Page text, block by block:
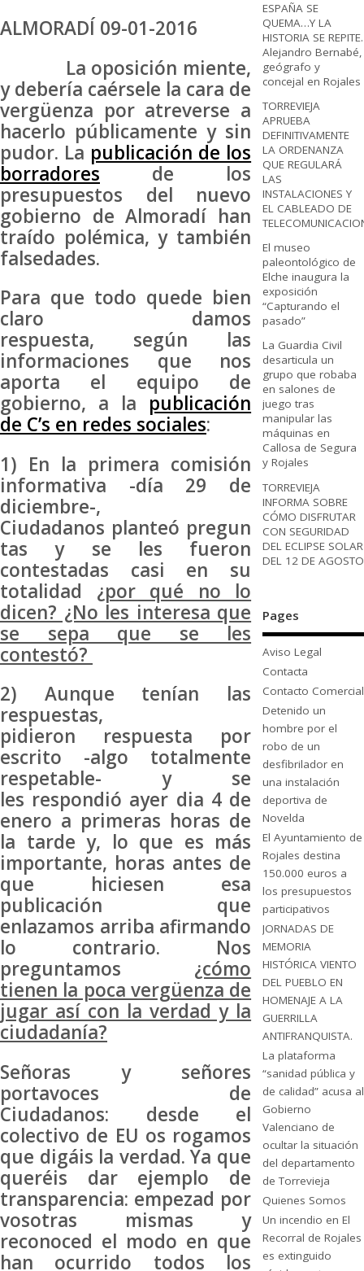
ALMORADÍ 09-01-2016
La oposición miente,
y debería caérsele la cara de
vergüenza por atreverse a
hacerlo públicamente y sin
pudor. La publicación de los
borradores de los
presupuestos del nuevo
gobierno de Almoradí han
traído polémica, y también
falsedades.
Para que todo quede bien
claro damos
respuesta, según las
informaciones que nos
aporta el equipo de
gobierno, a la publicación
de C’s en redes sociales:
1) En la primera comisión
informativa -día 29 de
diciembre-,
Ciudadanos planteó pregun
tas y se les fueron
contestadas casi en su
totalidad ¿por qué no lo
dicen? ¿No les interesa que
se sepa que se les
contestó?
2) Aunque tenían las
respuestas,
pidieron respuesta por
escrito -algo totalmente
respetable- y se
les respondió ayer dia 4 de
enero a primeras horas de
la tarde y, lo que es más
importante, horas antes de
que hiciesen esa
publicación que
enlazamos arriba afirmando
lo contrario. Nos
preguntamos ¿cómo
tienen la poca vergüenza de
jugar así con la verdad y la
ciudadanía?
Señoras y señores
portavoces de
Ciudadanos: desde el
colectivo de EU os rogamos
que digáis la verdad. Ya que
queréis dar ejemplo de
transparencia: empezad por
vosotras mismas y
reconoced el modo en que
han ocurrido todos los
ESPAÑA SE
QUEMA…Y LA
HISTORIA SE REPITE.
Alejandro Bernabé,
geógrafo y
concejal en Rojales
TORREVIEJA
APRUEBA
DEFINITIVAMENTE
LA ORDENANZA
QUE REGULARÁ
LAS
INSTALACIONES Y
EL CABLEADO DE
El museo
paleontológico de
Elche inaugura la
exposición
“Capturando el
pasado”
La Guardia Civil
desarticula un
grupo que robaba
en salones de
juego tras
manipular las
máquinas en
Callosa de Segura
y Rojales
TORREVIEJA
INFORMA SOBRE
CÓMO DISFRUTAR
CON SEGURIDAD
DEL ECLIPSE SOLAR
DEL 12 DE AGOSTO
Pages
Aviso Legal
Contacta
Contacto Comercial
Detenido un
hombre por el
robo de un
desfibrilador en
una instalación
deportiva de
Novelda
El Ayuntamiento de
Rojales destina
150.000 euros a
los presupuestos
participativos
JORNADAS DE
MEMORIA
HISTÓRICA VIENTO
DEL PUEBLO EN
HOMENAJE A LA
GUERRILLA
ANTIFRANQUISTA.
La plataforma
“sanidad pública y
de calidad” acusa al
Gobierno
Valenciano de
ocultar la situación
del departamento
de Torrevieja
Quienes Somos
Un incendio en El
Recorral de Rojales
es extinguido